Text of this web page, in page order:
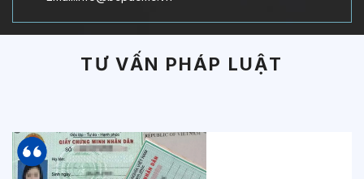
TƯ VẤN PHÁP LUẬT